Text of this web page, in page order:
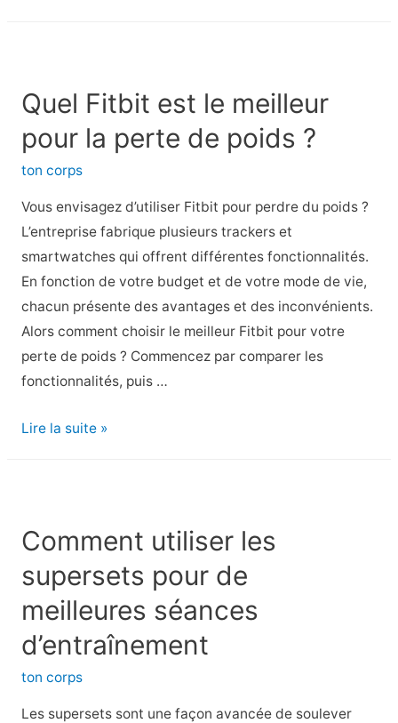
po.
Après
la
il
mesurera
5
pi
10
po
Quel Fitbit est le meilleur
pour la perte de poids ?
ton corps
Vous envisagez d’utiliser Fitbit pour perdre du poids ?
L’entreprise fabrique plusieurs trackers et
smartwatches qui offrent différentes fonctionnalités.
En fonction de votre budget et de votre mode de vie,
chacun présente des avantages et des inconvénients.
Alors comment choisir le meilleur Fitbit pour votre
perte de poids ? Commencez par comparer les
fonctionnalités, puis …
Quel
pour
la
perte
poids
?
Lire la suite »
Comment utiliser les
supersets pour de
meilleures séances
d’entraînement
ton corps
Les supersets sont une façon avancée de soulever